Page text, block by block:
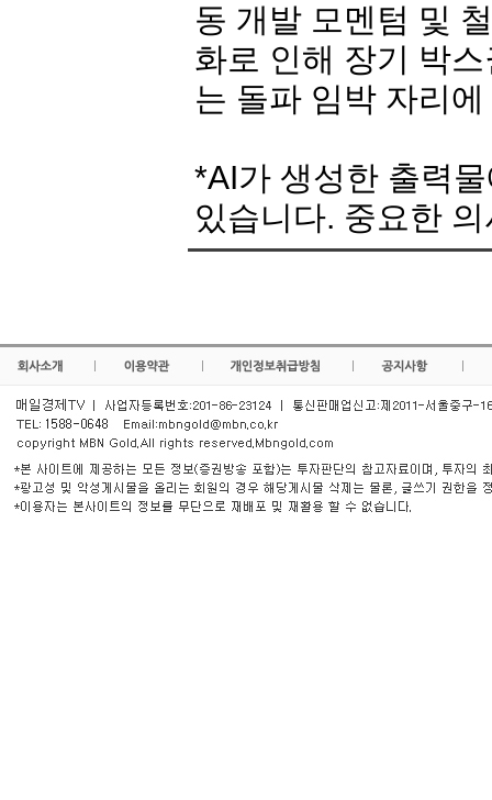
동 개발 모멘텀 및
화로 인해 장기 박
는 돌파 임박 자리
*AI가 생성한 출력
있습니다. 중요한